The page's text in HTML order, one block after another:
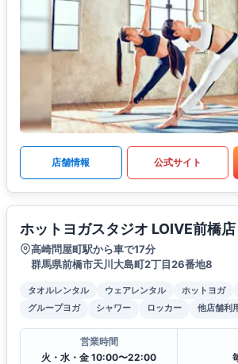
店舗情報 公式サイト
ホットヨガスタジオ LOIVE前橋店
高崎問屋町駅から車で17分
群馬県前橋市天川大島町2丁目26番地8
タオルレンタル ウェアレンタル ホットヨガ
グループヨガ
シャワー ロッカー 他店舗利
営業時間
火・水・金 10:00〜22:00